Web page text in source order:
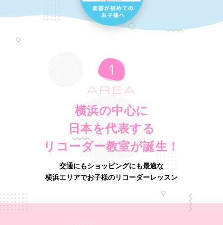
AREA
横浜の中心に
日本を代表する
リコーダー教室が誕生！
交通にもショッピングにも最適な
横浜エリアでお子様のリコーダーレッスン